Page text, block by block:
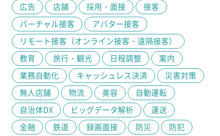
広告
店舗 採用・面接
接客
バーチャル接客
アバター接客
リモート接客（オンライン接客・遠隔接客）
教育
旅行・観光 日程調整
案内
業務自動化
キャッシュレス決済
災害対策
無人店舗
物流 美容
自動運転
自治体DX
ビッグデータ解析
運送
金融
鉄道 録画面接 防災
防犯